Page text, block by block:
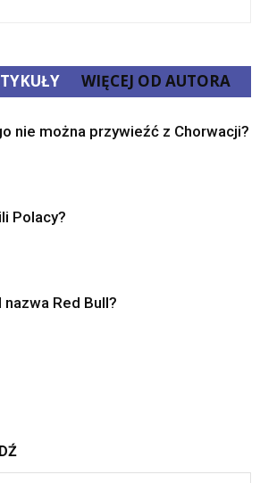
WIĘCEJ OD AUTORA
nie można przywieźć z Chorwacji?
Polacy?
nazwa Red Bull?